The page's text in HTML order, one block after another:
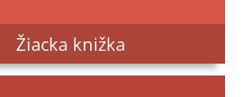
Žiacka knižka